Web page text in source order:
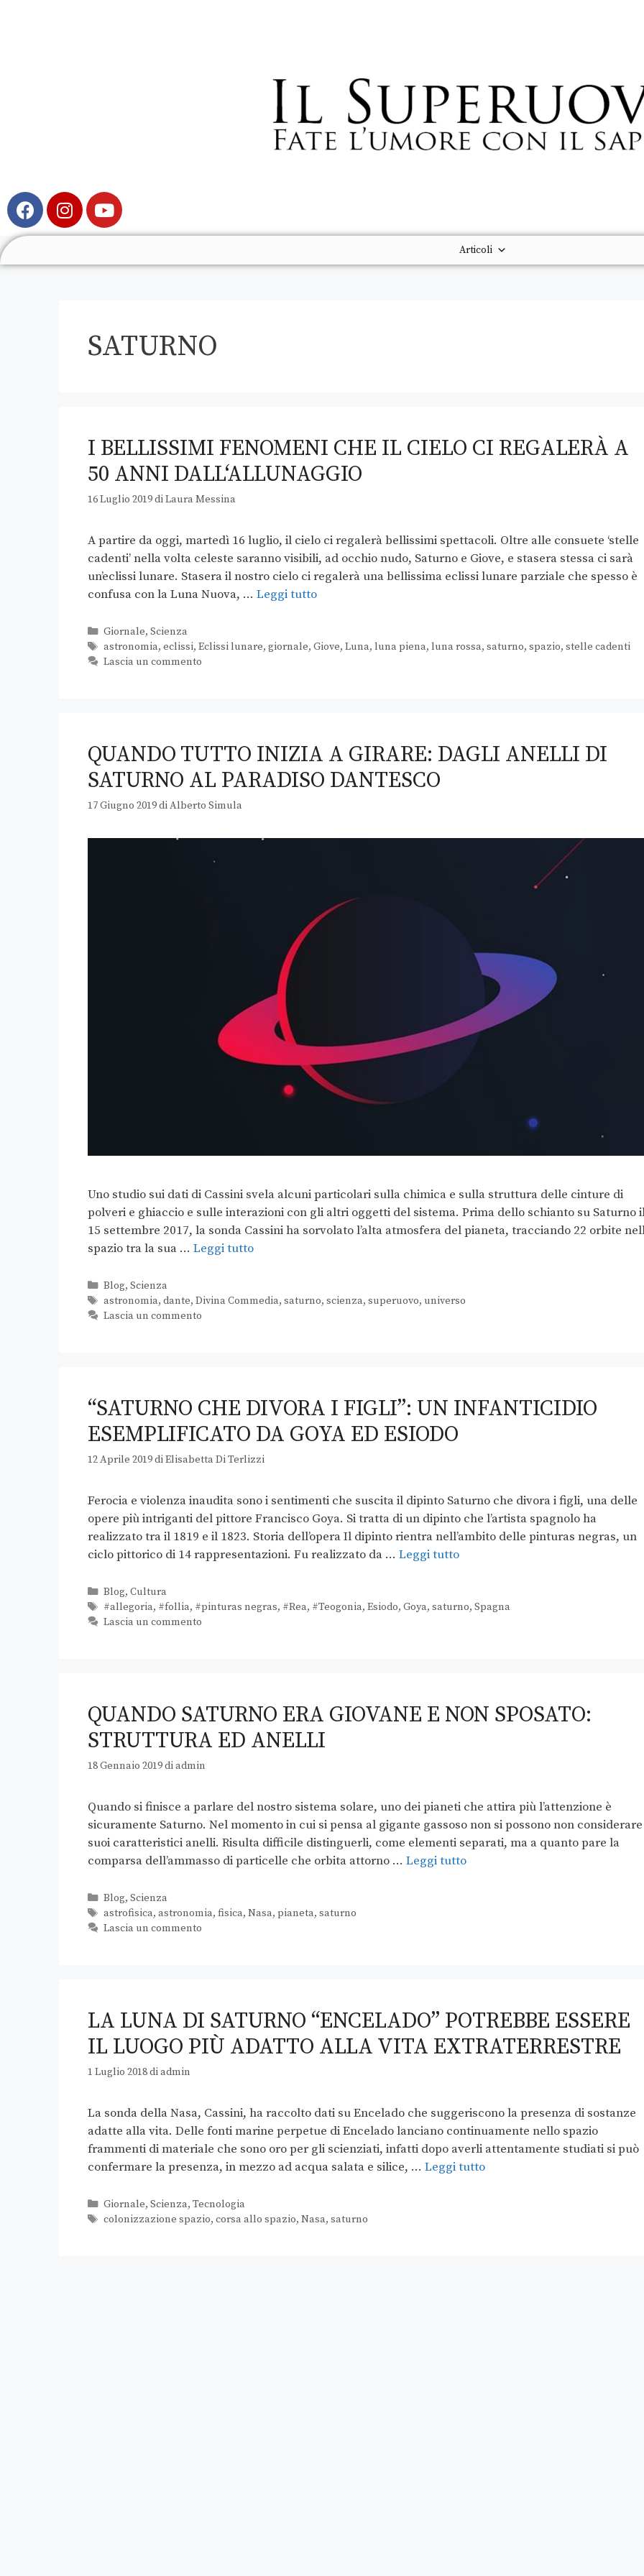
Articoli
SATURNO
I BELLISSIMI FENOMENI CHE IL CIELO CI REGALERÀ A
50 ANNI DALL‘ALLUNAGGIO
16 Luglio 2019diLaura Messina
A partire da oggi, martedì 16 luglio, il cielo ci regalerà bellissimi spettacoli. Oltre alle consuete ‘stelle
cadenti’ nella volta celeste saranno visibili, ad occhio nudo, Saturno e Giove, e stasera stessa ci sarà
un’eclissi lunare. Stasera il nostro cielo ci regalerà una bellissima eclissi lunare parziale che spesso è
confusa con la Luna Nuova, … Leggi tutto
Giornale, Scienza
astronomia, eclissi, Eclissi lunare, giornale, Giove, Luna, luna piena, luna rossa, saturno, spazio, stelle cadenti
Lascia un commento
QUANDO TUTTO INIZIA A GIRARE: DAGLI ANELLI DI
SATURNO AL PARADISO DANTESCO
17 Giugno 2019diAlberto Simula
Uno studio sui dati di Cassini svela alcuni particolari sulla chimica e sulla struttura delle cinture di
polveri e ghiaccio e sulle interazioni con gli altri oggetti del sistema. Prima dello schianto su Saturno
15 settembre 2017, la sonda Cassini ha sorvolato l’alta atmosfera del pianeta, tracciando 22 orbite
spazio tra la sua … Leggi tutto
Blog, Scienza
astronomia, dante, Divina Commedia, saturno, scienza, superuovo, universo
Lascia un commento
“SATURNO CHE DIVORA I FIGLI”: UN INFANTICIDIO
ESEMPLIFICATO DA GOYA ED ESIODO
12 Aprile 2019diElisabetta Di Terlizzi
Ferocia e violenza inaudita sono i sentimenti che suscita il dipinto Saturno che divora i figli, una delle
opere più intriganti del pittore Francisco Goya. Si tratta di un dipinto che l’artista spagnolo ha
realizzato tra il 1819 e il 1823. Storia dell’opera Il dipinto rientra nell’ambito delle pinturas negras, un
ciclo pittorico di 14 rappresentazioni. Fu realizzato da … Leggi tutto
Blog, Cultura
#allegoria, #follia, #pinturas negras, #Rea, #Teogonia, Esiodo, Goya, saturno, Spagna
Lascia un commento
QUANDO SATURNO ERA GIOVANE E NON SPOSATO:
STRUTTURA ED ANELLI
18 Gennaio 2019diadmin
Quando si finisce a parlare del nostro sistema solare, uno dei pianeti che attira più l’attenzione è
sicuramente Saturno. Nel momento in cui si pensa al gigante gassoso non si possono non
suoi caratteristici anelli. Risulta difficile distinguerli, come elementi separati, ma a quanto pare la
comparsa dell’ammasso di particelle che orbita attorno … Leggi tutto
Blog, Scienza
astrofisica, astronomia, fisica, Nasa, pianeta, saturno
Lascia un commento
LA LUNA DI SATURNO “ENCELADO” POTREBBE ESSERE
IL LUOGO PIÙ ADATTO ALLA VITA EXTRATERRESTRE
1 Luglio 2018diadmin
La sonda della Nasa, Cassini, ha raccolto dati su Encelado che suggeriscono la presenza di sostanze
adatte alla vita. Delle fonti marine perpetue di Encelado lanciano continuamente nello spazio
frammenti di materiale che sono oro per gli scienziati, infatti dopo averli attentamente studiati si può
confermare la presenza, in mezzo ad acqua salata e silice, … Leggi tutto
Giornale, Scienza, Tecnologia
colonizzazione spazio, corsa allo spazio, Nasa, saturno